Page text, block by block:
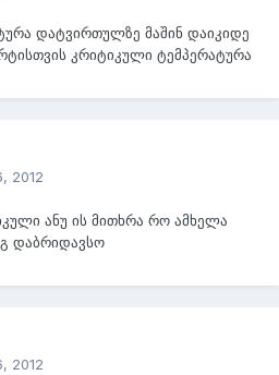
დატვირთულზე მაშინ დაიკიდე
კრიტიკული ტემპერატურა
2012
ანუ ის მითხრა რო ამხელა
დაბრიდავსო
2012